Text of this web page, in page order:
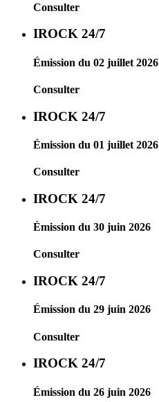
Consulter
IROCK 24/7
Émission du 02 juillet 2026
Consulter
IROCK 24/7
Émission du 01 juillet 2026
Consulter
IROCK 24/7
Émission du 30 juin 2026
Consulter
IROCK 24/7
Émission du 29 juin 2026
Consulter
IROCK 24/7
Émission du 26 juin 2026